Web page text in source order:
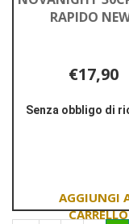
RAPIDO
€17,90
Senza obbligo di
RAPIDO
NEW